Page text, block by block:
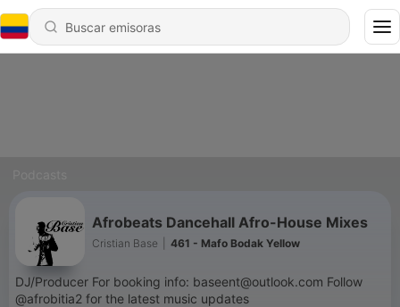
Afrobeats Dancehall Afro-House Mixes
Cristian Base 461 - Mafo Bodak Yellow
DJ/Producer For booking info: baseent@outlook.com Follow
@afrobitia2 for the latest music updates